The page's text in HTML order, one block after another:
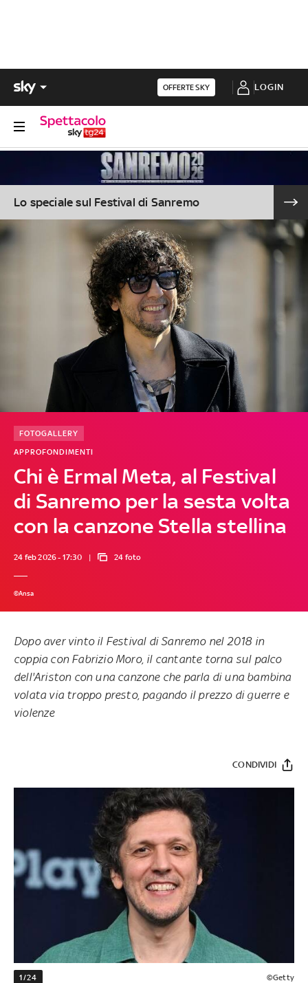
OFFERTE SKY LOGIN
Lo speciale sul Festival di Sanremo
Chi è Ermal Meta, al Festival
di Sanremo per la sesta volta
con la canzone Stella stellina
APPROFONDIMENTI
FOTOGALLERY
24 feb 2026 - 17:30 24 foto
©Ansa
Dopo aver vinto il Festival di Sanremo nel 2018 in
coppia con Fabrizio Moro, il cantante torna sul palco
dell'Ariston con una canzone che parla di una bambina
volata via troppo presto, pagando il prezzo di guerre e
violenze
CONDIVIDI
1/24 ©Getty